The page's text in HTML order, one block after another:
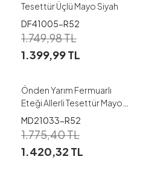
Tesettür Üçlü Mayo Siyah
DF41005-R52
1.749,98TL
1.399,99TL
38 40 42
Önden Yarım Fermuarlı
Eteği Allerli Tesettür Mayo
Siyah
MD21033-R52
1.775,40TL
1.420,32 TL
38-40 42-44
46-48
50-52